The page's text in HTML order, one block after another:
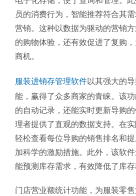
员的消费行为，智能推荐符合其
营销。这种以数据为驱动的营销
的购物体验，还有效促进了复购
商机。
服装进销存管理软件以其强大的
能，赢得了众多商家的青睐。该
的自动记录，还能实时更新导购
理者提供了直观的数据支持。在
轻松查看每位导购的销售排名和
加科学的激励措施。此外，该软
能预测库存需求，有效降低了库存
门店营业额统计功能，为服装零